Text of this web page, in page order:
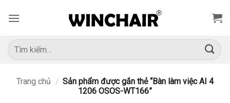
qua
dung
Tìm
kiếm:
Trang chủ / Sản phẩm được gắn thẻ “Bàn làm việc AI 4
1206 OSOS-WT166”